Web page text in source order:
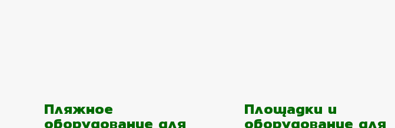
Пляжное
оборудование для
Площадки и
оборудование для